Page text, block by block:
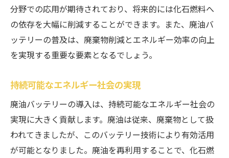
分野での応用が期待されており、将来的には化石燃料へ
の依存を大幅に削減することができます。また、廃油バ
ッテリーの普及は、廃棄物削減とエネルギー効率の向上
を実現する重要な要素となるでしょう。
持続可能なエネルギー社会の実現
廃油バッテリーの導入は、持続可能なエネルギー社会の
実現に大きく貢献します。廃油は従来、廃棄物として扱
われてきましたが、このバッテリー技術により有効活用
が可能となりました。廃油を再利用することで、化石燃